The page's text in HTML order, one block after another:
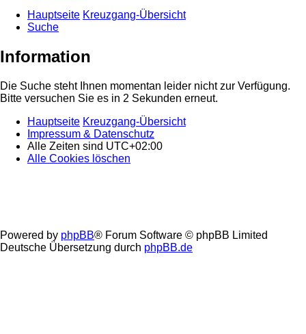
Hauptseite Kreuzgang-Übersicht
Suche
Information
Die Suche steht Ihnen momentan leider nicht zur Verfügung.
Bitte versuchen Sie es in 2 Sekunden erneut.
Hauptseite Kreuzgang-Übersicht
Impressum & Datenschutz
Alle Zeiten sind UTC+02:00
Alle Cookies löschen
Powered by phpBB® Forum Software © phpBB Limited
Deutsche Übersetzung durch phpBB.de